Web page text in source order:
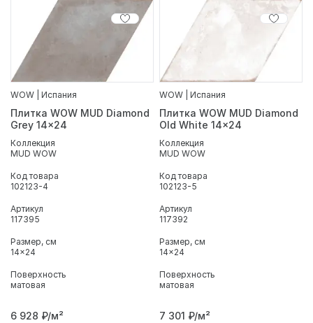
WOW | Испания
Плитка WOW MUD Diamond
Grey 14x24
Коллекция
MUD WOW
Код товара
102123-4
Артикул
117395
Размер, см
14x24
Поверхность
матовая
6 928 ₽/м²
WOW | Испания
Плитка WOW MUD Diamond
Old White 14x24
Коллекция
MUD WOW
Код товара
102123-5
Артикул
117392
Размер, см
14x24
Поверхность
матовая
7 301 ₽/м²